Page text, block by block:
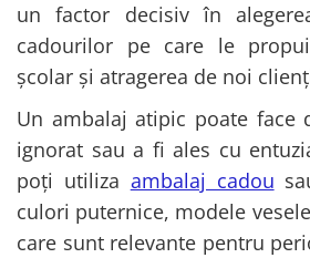
Copaci si Plante
Flori artificiale la ghiveci
Verdeata decorativa
un factor decisiv în
cadourilor pe care le
școlar și atragerea de noi
Un ambalaj atipic poate face
ignorat sau a fi ales cu
poți utiliza ambalaj cadou
culori puternice, modele
care sunt relevante pentru